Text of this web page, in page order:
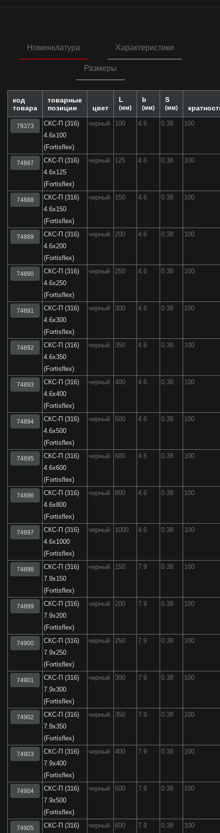
Номенклатура Характеристики
Размеры
код
товара
товарные
позиции
цвет
L
(мм)
b
(мм)
S
(мм)
79373
СКС-П (316)
4.6x100
(Fortisflex)
черный 100 4.6 0.38 100
74887
СКС-П (316)
4.6x125
(Fortisflex)
черный 125 4.6 0.38 100
74888
СКС-П (316)
4.6x150
(Fortisflex)
черный 150 4.6 0.38 100
74889
СКС-П (316)
4.6x200
(Fortisflex)
черный 200 4.6 0.38 100
74890
СКС-П (316)
4.6x250
(Fortisflex)
черный 250 4.6 0.38 100
74891
СКС-П (316)
4.6x300
(Fortisflex)
черный 300 4.6 0.38 100
74892
СКС-П (316)
4.6x350
(Fortisflex)
черный 350 4.6 0.38 100
74893
СКС-П (316)
4.6x400
(Fortisflex)
черный 400 4.6 0.38 100
74894
СКС-П (316)
4.6x500
(Fortisflex)
черный 500 4.6 0.38 100
74895
СКС-П (316)
4.6x600
(Fortisflex)
черный 600 4.6 0.38 100
74896
СКС-П (316)
4.6x800
(Fortisflex)
черный 800 4.6 0.38 100
74897
СКС-П (316)
4.6x1000
(Fortisflex)
черный 1000 4.6 0.38 100
74898
СКС-П (316)
7.9x150
(Fortisflex)
черный 150 7.9 0.38 100
74899
СКС-П (316)
7.9x200
(Fortisflex)
черный 200 7.9 0.38 100
74900
СКС-П (316)
7.9x250
(Fortisflex)
черный 250 7.9 0.38 100
74901
СКС-П (316)
7.9x300
(Fortisflex)
черный 300 7.9 0.38 100
74902
СКС-П (316)
7.9x350
(Fortisflex)
черный 350 7.9 0.38 100
74903
СКС-П (316)
7.9x400
(Fortisflex)
черный 400 7.9 0.38 100
74904
СКС-П (316)
7.9x500
(Fortisflex)
черный 500 7.9 0.38 100
74905
СКС-П (316)
черный 600 7.9 0.38 100